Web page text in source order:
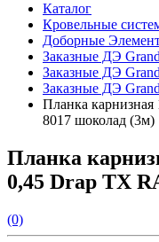
Каталог
Кровельные
Доборные
Заказные ДЭ
Заказные ДЭ
Заказные ДЭ
Планка
8017 шоколад (3м)
Планка
0,45 Drap ТХ
(0)